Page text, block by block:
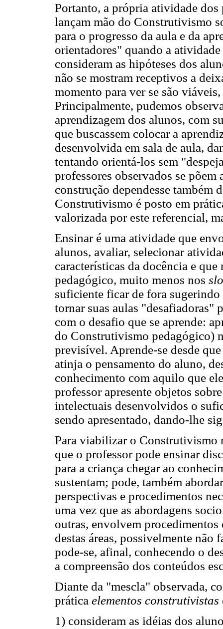
Portanto, a própria atividade dos
lançam mão do Construtivismo
para o progresso da aula e da
orientadores" quando a
consideram as hipóteses dos
não se mostram receptivos a
momento para ver se são
Principalmente, pudemos
aprendizagem dos alunos, com
que buscassem colocar a
desenvolvida em sala de aula,
tentando orientá-los sem
professores observados se põem
construção dependesse também
Construtivismo é posto em
valorizada por este referencial,
Ensinar é uma atividade que
alunos, avaliar, selecionar
características da docência e
pedagógico, muito menos nos
suficiente ficar de fora sugerindo
tornar suas aulas "desafiadoras"
com o desafio que se aprende:
do Construtivismo pedagógico)
previsível. Aprende-se desde
atinja o pensamento do aluno,
conhecimento com aquilo que
professor apresente objetos
intelectuais desenvolvidos o
sendo apresentado, dando-lhe
Para viabilizar o Construtivismo
que o professor pode ensinar
para a criança chegar ao
sustentam; pode, também
perspectivas e procedimentos
uma vez que as abordagens
outras, envolvem procedimentos
destas áreas, possivelmente não
pode-se, afinal, conhecendo o
a compreensão dos conteúdos
Diante da "mescla" observada,
prática elementos construtivistas
1) consideram as idéias dos